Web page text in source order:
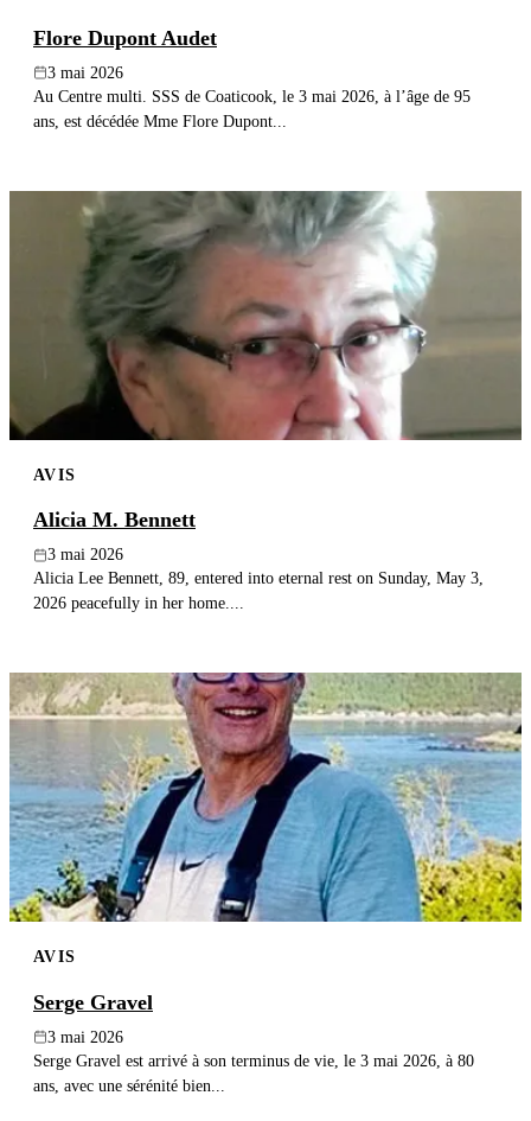
Flore Dupont Audet
3 mai 2026
Au Centre multi. SSS de Coaticook, le 3 mai 2026, à l’âge de 95
ans, est décédée Mme Flore Dupont...
AVIS
Alicia M. Bennett
3 mai 2026
Alicia Lee Bennett, 89, entered into eternal rest on Sunday, May 3,
2026 peacefully in her home....
AVIS
Serge Gravel
3 mai 2026
Serge Gravel est arrivé à son terminus de vie, le 3 mai 2026, à 80
ans, avec une sérénité bien...